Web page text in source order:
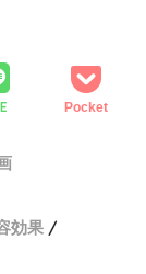
Pocket
効果